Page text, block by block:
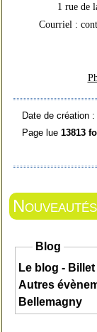
1 rue de
Courriel :
Date de création :
Page lue 13813
Blog
Le blog -
Autres
Bellemagny